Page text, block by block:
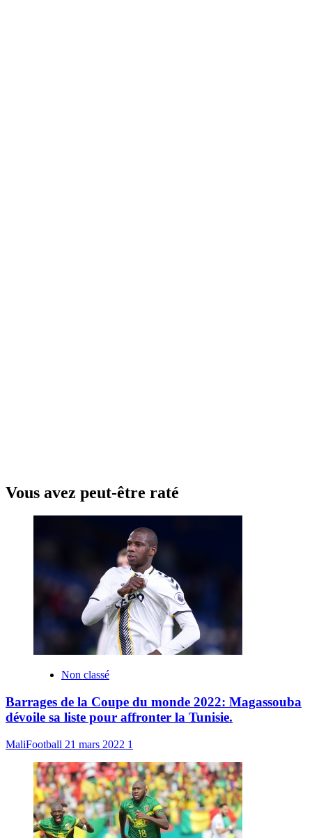
Vous avez peut-être raté
Non classé
Barrages de la Coupe du monde 2022: Magassouba
dévoile sa liste pour affronter la Tunisie.
MaliFootball 21 mars 2022 1